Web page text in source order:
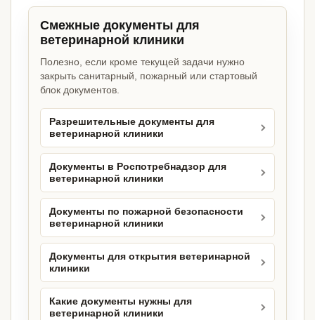
Смежные документы для
ветеринарной клиники
Полезно, если кроме текущей задачи нужно
закрыть санитарный, пожарный или стартовый
блок документов.
Разрешительные документы для
ветеринарной клиники
Документы в Роспотребнадзор для
ветеринарной клиники
Документы по пожарной безопасности
ветеринарной клиники
Документы для открытия ветеринарной
клиники
Какие документы нужны для
ветеринарной клиники